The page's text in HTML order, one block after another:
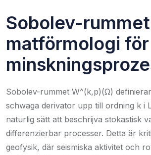
Sobolev-
matförmologi för
Sobolev-rummet W^(k,p)(Ω)
schwaga derivator upp till ordning k i
naturlig sätt att beschrijva stokastisk
differenzierbar processer. Detta är
geofysik, där seismiska aktivitet och